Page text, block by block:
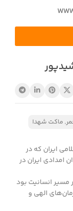
, ماکت شهدا
ایران که در
امدادی ایران در
مسیر انسانیت بود
الهی و